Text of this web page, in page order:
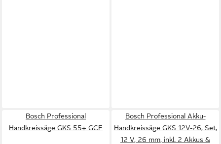
Bosch Professional
Handkreissäge GKS 55+ GCE
Bosch Professional Akku-
Handkreissäge GKS 12V-26, Set,
12 V, 26 mm, inkl. 2 Akkus &